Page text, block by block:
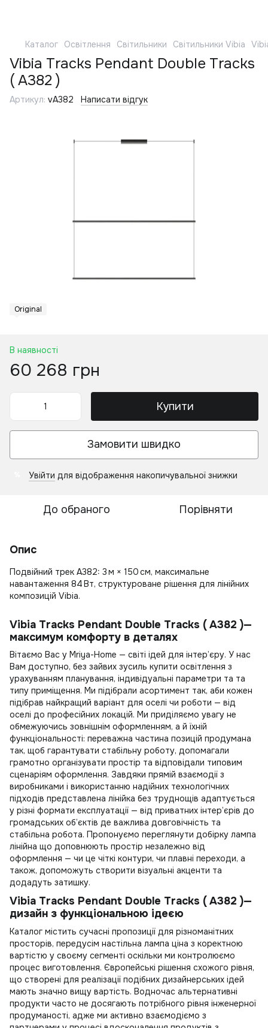
Каталог Освітлення Світильники Світильники Vibia
Vibia Tracks Pendant Double Tracks
( A382 )
Артикул: vA382 Написати відгук
Original
В наявності
60 268 грн
Купити
Замовити швидко
Увійти для відображення накопичувальної знижки
До обраного Порівняти
Опис
Подвійний трек A382: 3 м × 150 см, максимальне
навантаження 84 Вт, структуроване рішення для лінійних
композицій Vibia.
Vibia Tracks Pendant Double Tracks ( A382 )—
максимум комфорту в деталях
Вітаємо Вас у Mriya-Home — світі ідей для інтер’єру. У нас
Вам доступно, без зайвих зусиль купити освітлення з
урахуванням планування, індивідуальні параметри та та
типу приміщення. Ми підібрали асортимент так, аби кожен
підібрав найкращий варіант для оселі чи роботи — від
оселі до професійних локацій. Ми приділяємо увагу не
обмежуючись зовнішнім оформленням, а й їхній
функціональності: переважна частина позицій продумана
так, щоб гарантувати стабільну роботу, допомагали
грамотно організувати простір та відповідали типовим
сценаріям оформлення. Завдяки прямій взаємодії з
виробниками і використанню надійних технологічних
підходів представлена лінійка без труднощів адаптується
у різні формати експлуатації — від приватних інтер’єрів до
громадських об’єктів де важлива довговічність та
стабільна робота. Пропонуємо переглянути добірку лампа
лінійна що доповнюють простір незалежно від
оформлення — чи це чіткі контури, чи плавні переходи, а
також, допоможуть створити візуальні акценти та
додадуть затишку.
Vibia Tracks Pendant Double Tracks ( A382 )—
дизайн з функціональною ідеєю
Каталог містить сучасні пропозиції для різноманітних
просторів, передусім настільна лампа ціна з коректною
вартістю у своєму сегменті оскільки ми контролюємо
процес виготовлення. Європейські рішення схожого рівня,
що створені для реалізації подібних дизайнерських ідей
мають значно вищу вартість. Водночас альтернативні
продукти часто не досягають потрібного рівня інженерної
продуманості, адже ми активно взаємодіємо з